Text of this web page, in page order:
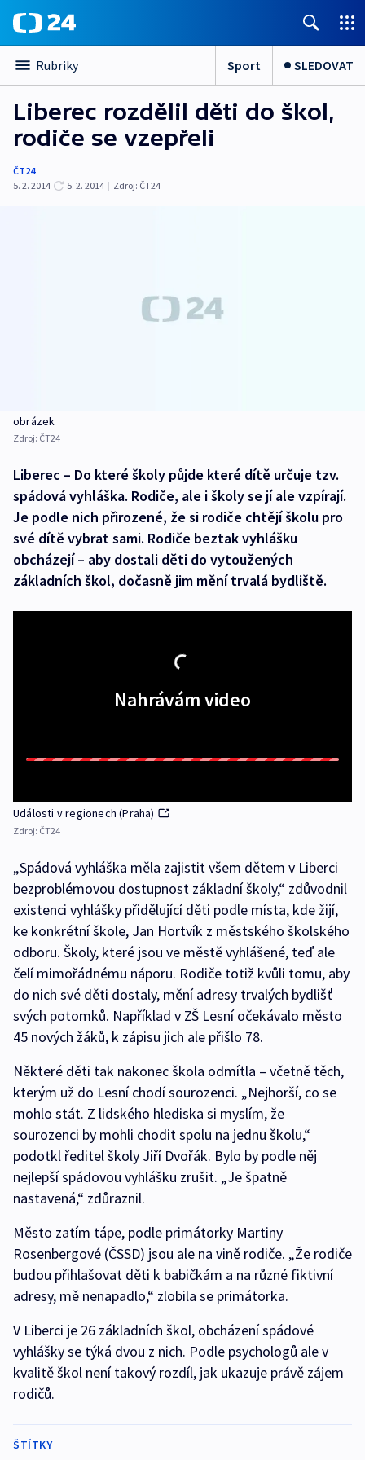
Rubriky Sport SLEDOVAT
Liberec rozdělil děti do škol,
rodiče se vzepřeli
ČT24
5. 2. 2014
5. 2. 2014 | Zdroj: ČT24
obrázek
Zdroj: ČT24
Liberec – Do které školy půjde které dítě určuje tzv.
spádová vyhláška. Rodiče, ale i školy se jí ale vzpírají.
Je podle nich přirozené, že si rodiče chtějí školu pro
své dítě vybrat sami. Rodiče beztak vyhlášku
obcházejí – aby dostali děti do vytoužených
základních škol, dočasně jim mění trvalá bydliště.
Nahrávám video
Události v regionech (Praha)
Zdroj: ČT24
„Spádová vyhláška měla zajistit všem dětem v Liberci
bezproblémovou dostupnost základní školy,“ zdůvodnil
existenci vyhlášky přidělující děti podle místa, kde žijí,
ke konkrétní škole, Jan Hortvík z městského školského
odboru. Školy, které jsou ve městě vyhlášené, teď ale
čelí mimořádnému náporu. Rodiče totiž kvůli tomu, aby
do nich své děti dostaly, mění adresy trvalých bydlišť
svých potomků. Například v ZŠ Lesní očekávalo město
45 nových žáků, k zápisu jich ale přišlo 78.
Některé děti tak nakonec škola odmítla – včetně těch,
kterým už do Lesní chodí sourozenci. „Nejhorší, co se
mohlo stát. Z lidského hlediska si myslím, že
sourozenci by mohli chodit spolu na jednu školu,“
podotkl ředitel školy Jiří Dvořák. Bylo by podle něj
nejlepší spádovou vyhlášku zrušit. „Je špatně
nastavená,“ zdůraznil.
Město zatím tápe, podle primátorky Martiny
Rosenbergové (ČSSD) jsou ale na vině rodiče. „Že rodiče
budou přihlašovat děti k babičkám a na různé fiktivní
adresy, mě nenapadlo,“ zlobila se primátorka.
V Liberci je 26 základních škol, obcházení spádové
vyhlášky se týká dvou z nich. Podle psychologů ale v
kvalitě škol není takový rozdíl, jak ukazuje právě zájem
rodičů.
ŠTÍTKY